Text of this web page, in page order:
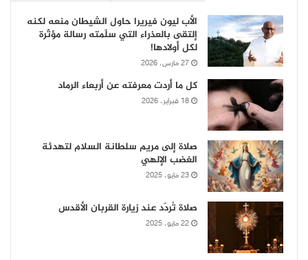
الأب ليون فيريرا حاول الشيطان منعه لكنه
إلتقى بالعذراء التي سلّمته رسالة مؤثّرة
لكل أولادها!
27 مارس، 2026
كل ما أردت معرفته عن أربعاء الرماد
18 فبراير، 2026
صلاة إلى مريم سلطانة السلام لتهدئة
الغضب الإلهي
23 مايو، 2025
صلاة تُردّد عند زيارة القربان الأقدس
22 مايو، 2025